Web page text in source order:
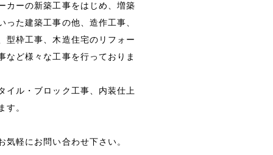
カーの新築工事をはじめ、増築
った建築工事の他、造作工事、
型枠工事、木造住宅のリフォー
など様々な工事を行っておりま
イル・ブロック工事、内装仕上
す。
気軽にお問い合わせ下さい。